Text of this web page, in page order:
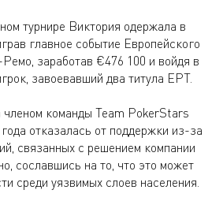
турнире Виктория одержала в
главное событие Европейского
заработав €476 100 и войдя в
завоевавший два титула EPT.
команды Team PokerStars
отказалась от поддержки из-за
связанных с решением компании
сославшись на то, что это может
среди уязвимых слоев населения.